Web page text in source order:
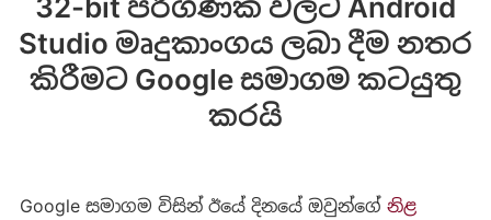
32-bit පරිගණක වලට Android
Studio මෘදුකාංගය ලබා දීම නතර
කිරීමට Google සමාගම කටයුතු
කරයි
Google සමාගම විසින් ඊයේ දිනයේ ඔවුන්ගේ නිළ